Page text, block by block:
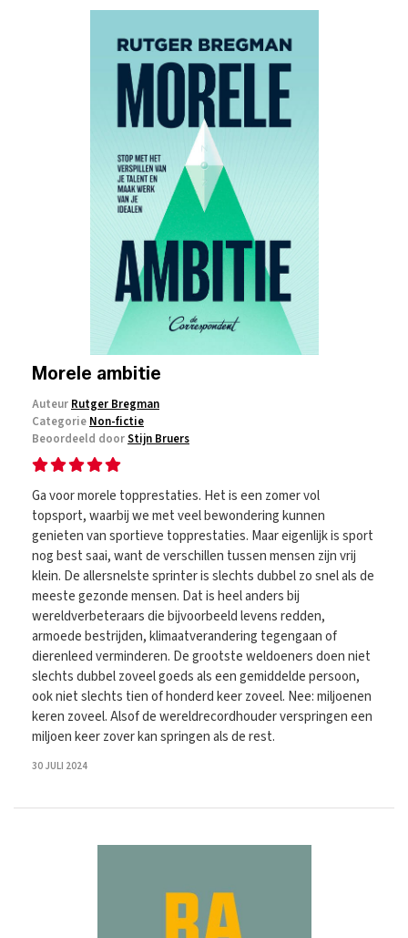
Morele ambitie
Auteur Rutger Bregman
Categorie Non-fictie
Beoordeeld doorStijn Bruers
Ga voor morele topprestaties. Het is een zomer vol
topsport, waarbij we met veel bewondering kunnen
genieten van sportieve topprestaties. Maar eigenlijk is sport
nog best saai, want de verschillen tussen mensen zijn vrij
klein. De allersnelste sprinter is slechts dubbel zo snel als de
meeste gezonde mensen. Dat is heel anders bij
wereldverbeteraars die bijvoorbeeld levens redden,
armoede bestrijden, klimaatverandering tegengaan of
dierenleed verminderen. De grootste weldoeners doen niet
slechts dubbel zoveel goeds als een gemiddelde persoon,
ook niet slechts tien of honderd keer zoveel. Nee: miljoenen
keren zoveel. Alsof de wereldrecordhouder verspringen een
miljoen keer zover kan springen als de rest.
30 JULI 2024